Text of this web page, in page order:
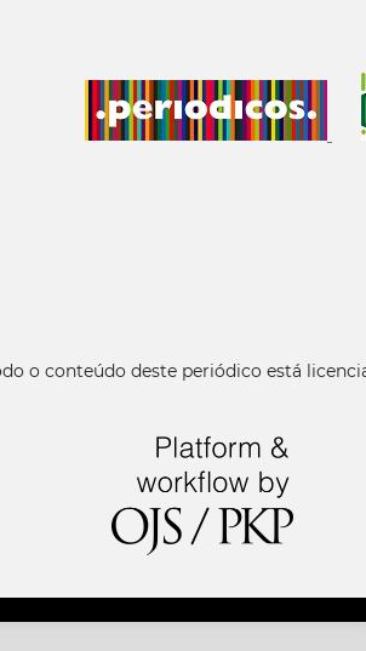
o conteúdo deste periódico está